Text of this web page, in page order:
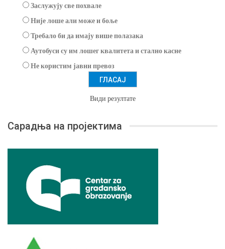
Заслужују све похвале
Није лоше али може и боље
Требало би да имају више полазака
Аутобуси су им лошег квалитета и стално касне
Не користим јавни превоз
Види резултате
Сарадња на пројектима